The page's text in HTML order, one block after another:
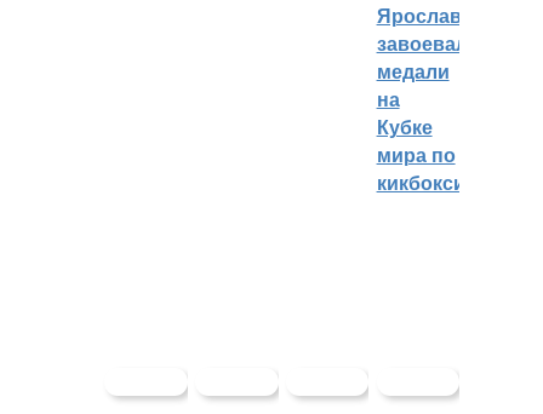
Ярославцы
завоевали
медали
на
Кубке
мира по
кикбоксингу